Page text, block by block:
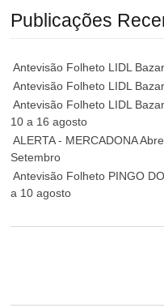
Publicações
Antevisão Folheto LIDL
Antevisão Folheto LIDL
Antevisão Folheto LIDL
10 a 16 agosto
ALERTA - MERCADONA
Setembro
Antevisão Folheto PINGO
a 10 agosto